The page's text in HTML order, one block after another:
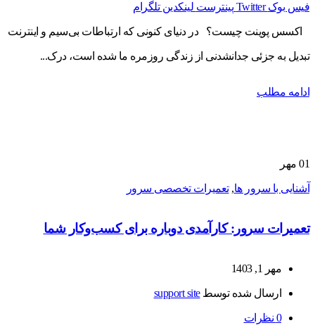
فیس بوک Twitter پینترست لینکدین تلگرام
اکسس پوینت چیست؟ در دنیای کنونی که ارتباطات بی‌سیم و اینترنت
تبدیل به جزئی جدانشدنی از زندگی روزمره ما شده است، درک...
ادامه مطلب
01 مهر
آشنایی با سرور ها,تعمیرات تخصصی سرور
تعمیرات سرور: کارآمدی دوباره برای کسب‌وکار شما
مهر 1, 1403
ارسال شده توسطsupport site
0 نظرات